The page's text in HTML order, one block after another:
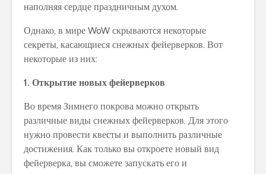
наполняя сердце праздничным духом.
Однако, в мире WoW скрываются некоторые
секреты, касающиеся снежных фейерверков. Вот
некоторые из них:
1. Открытие новых фейерверков
Во время Зимнего покрова можно открыть
различные виды снежных фейерверков. Для этого
нужно провести квесты и выполнить различные
достижения. Как только вы откроете новый вид
фейерверка, вы сможете запускать его и